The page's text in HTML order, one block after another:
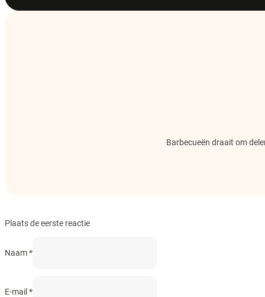
Barbecueën draait om
Plaats de eerste reactie
Naam *
E-mail *